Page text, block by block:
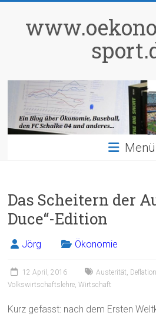
springen
Menü
Das Scheitern der
Duce“-Edition
Jörg Ökonomie
12 April, 2016 Austerität, Deflation
Volkswirtschaftslehre,Wirtschaft
Kurz gefasst: nach dem Ersten